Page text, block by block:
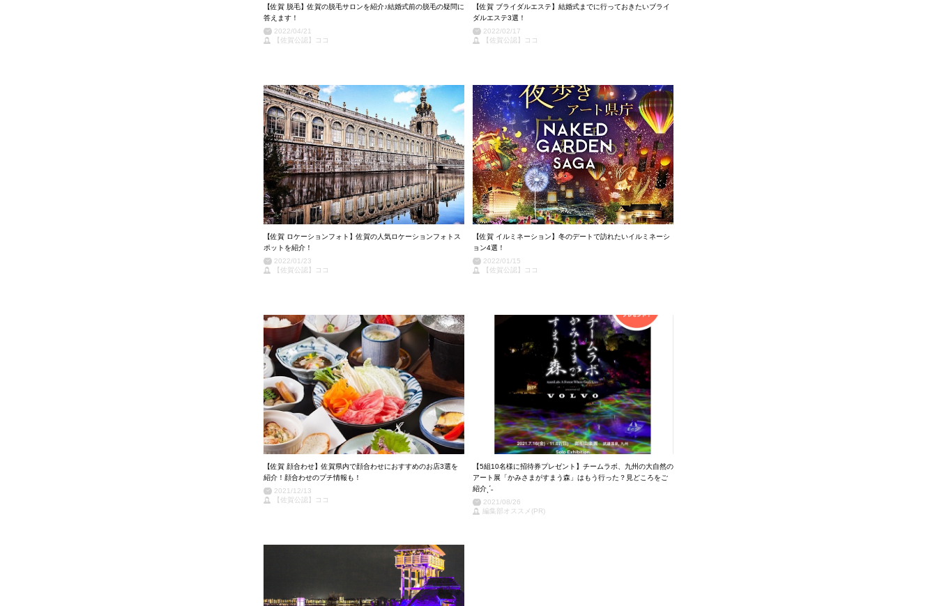
【佐賀 脱毛】佐賀の脱毛サロンを紹介♪結婚式前の脱毛の疑問に
答えます！
2022/04/21
【佐賀公認】ココ
【佐賀 ブライダルエステ】結婚式までに行っておきたいブライ
ダルエステ3選！
2022/02/17
【佐賀公認】ココ
【佐賀 ロケーションフォト】佐賀の人気ロケーションフォトス
ポットを紹介！
2022/01/23
【佐賀公認】ココ
【佐賀 イルミネーション】冬のデートで訪れたいイルミネーシ
ョン4選！
2022/01/15
【佐賀公認】ココ
【佐賀 顔合わせ】佐賀県内で顔合わせにおすすめのお店3選を
紹介！顔合わせのプチ情報も！
2021/12/13
【佐賀公認】ココ
【5組10名様に招待券プレゼント】チームラボ、九州の大自然の
アート展「かみさまがすまう森」はもう行った？見どころをご
紹介ˎˊ˗
2021/08/26
編集部オススメ(PR)